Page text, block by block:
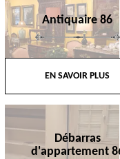
Antiquaire 86
EN SAVOIR PLUS
Débarras
d'appartement